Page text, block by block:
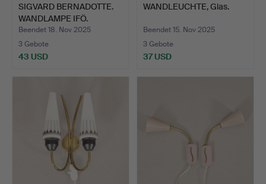
SIGVARD BERNADOTTE.
WANDLAMPE IFÖ.
Beendet 18. Nov 2025
3 Gebote
43 USD
WANDLEUCHTE, Glas.
Beendet 15. Nov 2025
3 Gebote
37 USD